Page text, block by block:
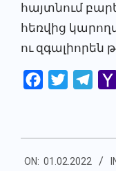
հայտնում
հեռվից
ու զգալիորեն
Facebook
Twitter
02-
ON: 01.02.2022